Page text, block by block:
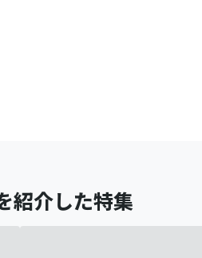
紹介した特集